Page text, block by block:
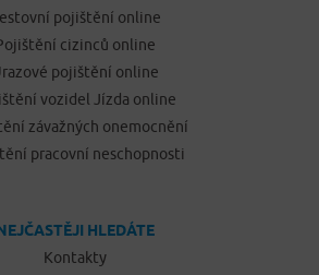
pojištění online
cizinců online
pojištění online
vozidel Jízda online
závažných onemocnění
pracovní neschopnosti
HLEDÁTE
Kontakty